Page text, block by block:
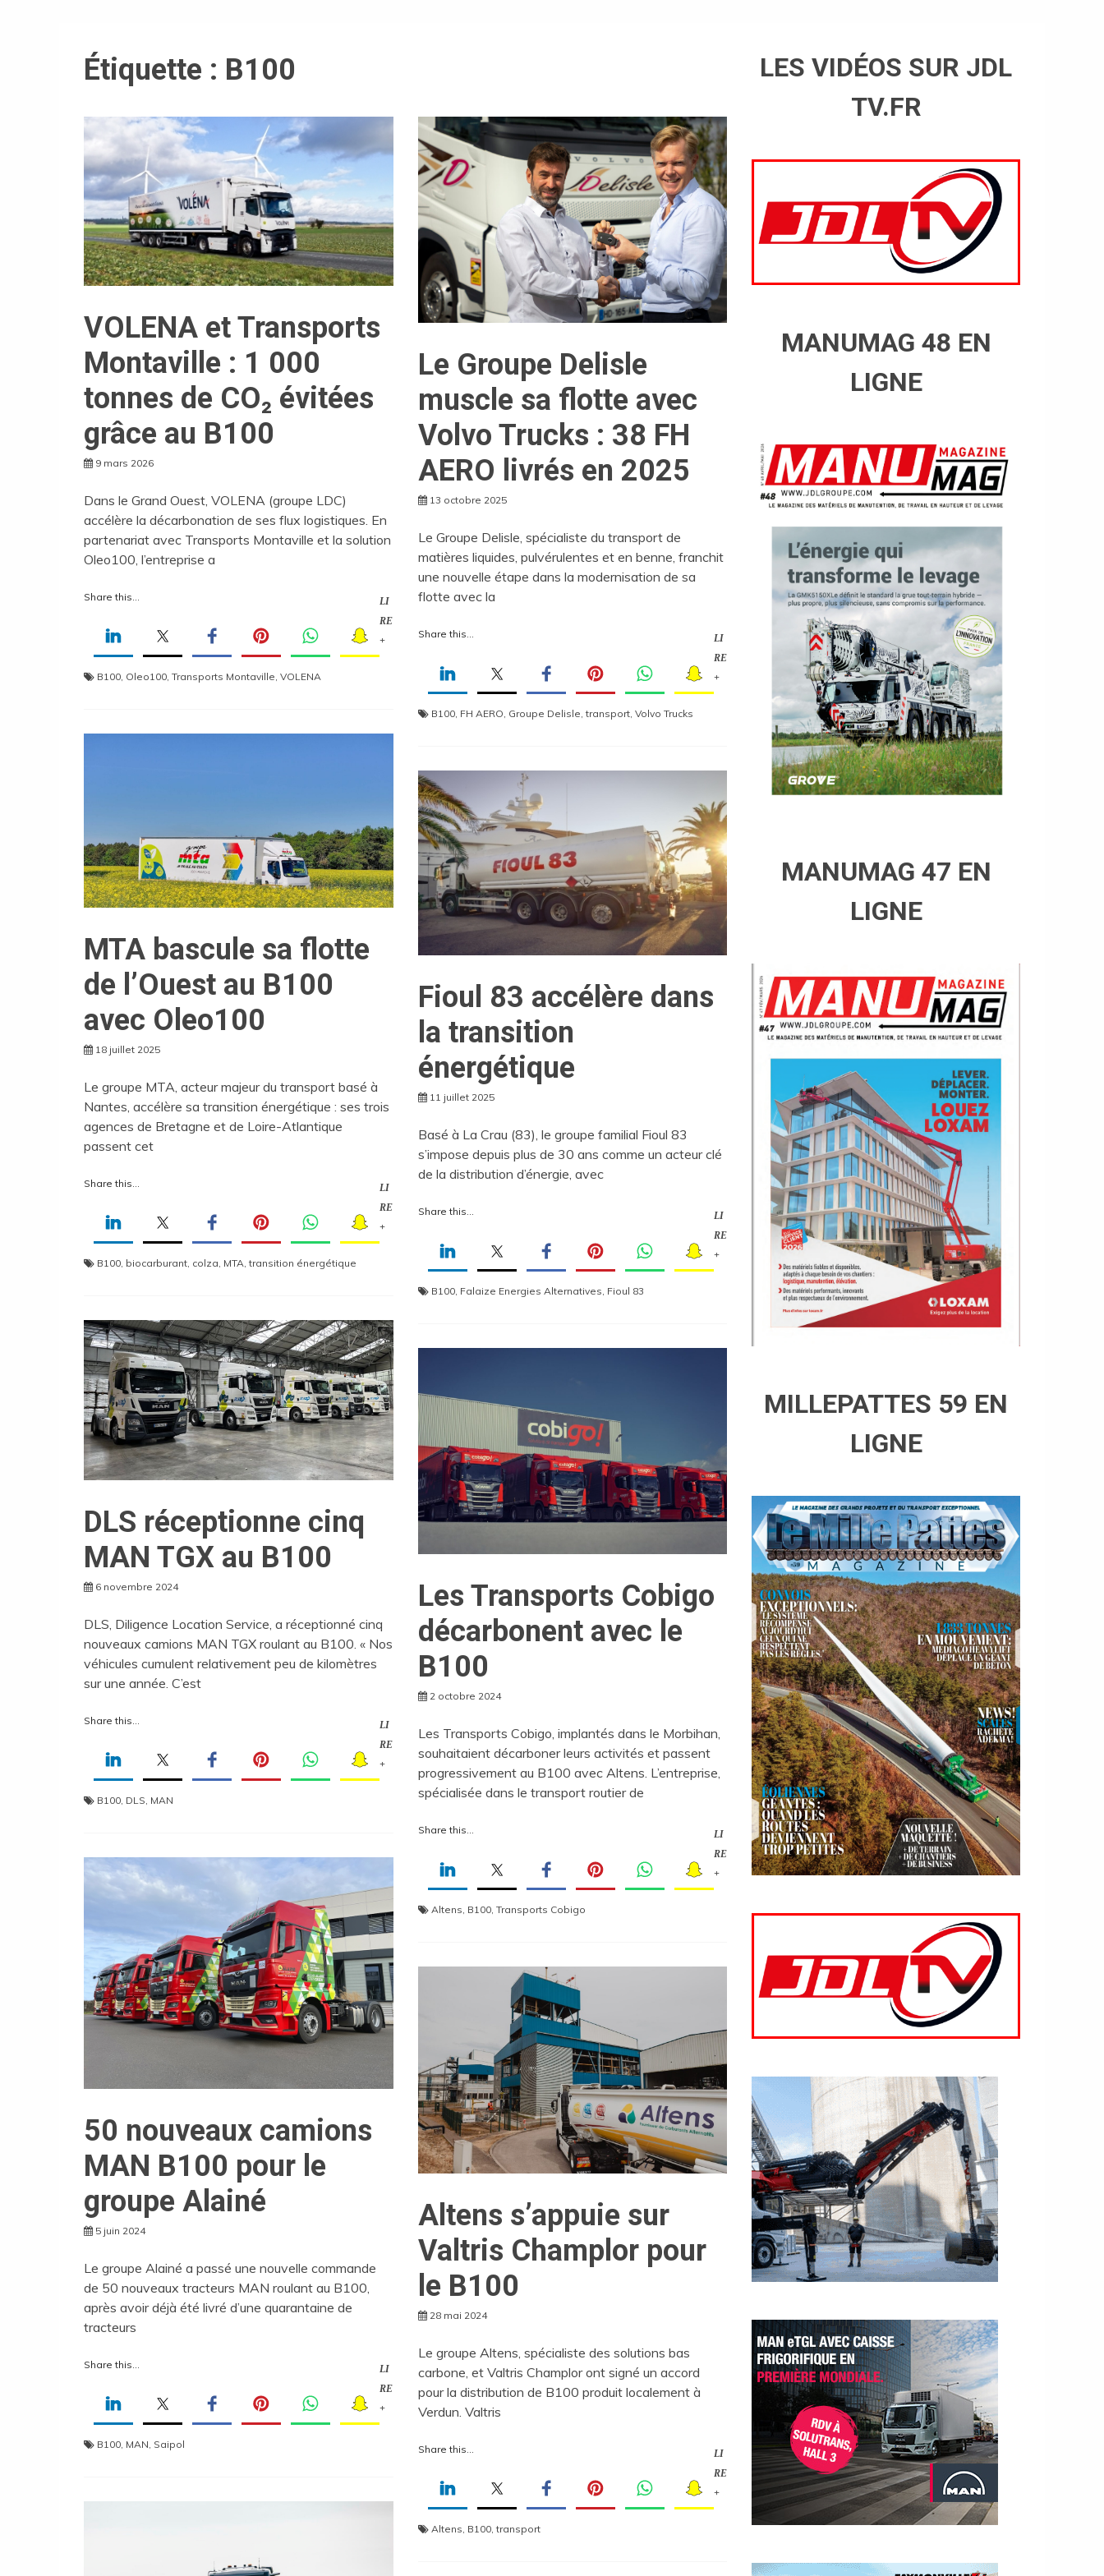
Étiquette : B100
VOLENA et Transports
Montaville : 1 000
tonnes de CO₂ évitées
grâce au B100
9 mars 2026
Dans le Grand Ouest, VOLENA (groupe LDC)
accélère la décarbonation de ses flux logistiques. En
partenariat avec Transports Montaville et la solution
Oleo100, l’entreprise a
Share this...
LI
RE
+
B100 Oleo100 Transports Montaville VOLENA
Le Groupe Delisle
muscle sa flotte avec
Volvo Trucks : 38 FH
AERO livrés en 2025
13 octobre 2025
Le Groupe Delisle, spécialiste du transport de
matières liquides, pulvérulentes et en benne, franchit
une nouvelle étape dans la modernisation de sa
flotte avec la
Share this...
LI
RE
+
B100, FH AERO, Groupe Delisle,transport, Volvo Trucks
MTA bascule sa flotte
de l’Ouest au B100
avec Oleo100
18 juillet 2025
Le groupe MTA, acteur majeur du transport basé à
Nantes, accélère sa transition énergétique : ses trois
agences de Bretagne et de Loire-Atlantique
passent cet
Share this...
LI
RE
+
B100 biocarburant colza MTA ,transition énergétique
Fioul 83 accélère dans
la transition
énergétique
11 juillet 2025
Basé à La Crau (83), le groupe familial Fioul 83
s’impose depuis plus de 30 ans comme un acteur clé
de la distribution d’énergie, avec
Share this...
LI
RE
+
B100, Falaize Energies Alternatives, Fioul 83
DLS réceptionne cinq
MAN TGX au B100
6 novembre 2024
DLS, Diligence Location Service, a réceptionné cinq
nouveaux camions MAN TGX roulant au B100. « Nos
véhicules cumulent relativement peu de kilomètres
sur une année. C’est
Share this...
LI
RE
+
B100 DLS MAN
Les Transports Cobigo
décarbonent avec le
B100
2 octobre 2024
Les Transports Cobigo, implantés dans le Morbihan,
souhaitaient décarboner leurs activités et passent
progressivement au B100 avec Altens. L’entreprise,
spécialisée dans le transport routier de
Share this...
LI
RE
+
Altens, B100, Transports Cobigo
50 nouveaux camions
MAN B100 pour le
groupe Alainé
5 juin 2024
Le groupe Alainé a passé une nouvelle commande
de 50 nouveaux tracteurs MAN roulant au B100,
après avoir déjà été livré d’une quarantaine de
tracteurs
Share this...
LI
RE
+
B100 MAN Saipol
Altens s’appuie sur
Valtris Champlor pour
le B100
28 mai 2024
Le groupe Altens, spécialiste des solutions bas
carbone, et Valtris Champlor ont signé un accord
pour la distribution de B100 produit localement à
Verdun. Valtris
Share this...
LI
RE
+
Altens B100,transport
LES VIDÉOS SUR JDL
TV.FR
MANUMAG 48 EN
LIGNE
MANUMAG 47 EN
LIGNE
MILLEPATTES 59 EN
LIGNE